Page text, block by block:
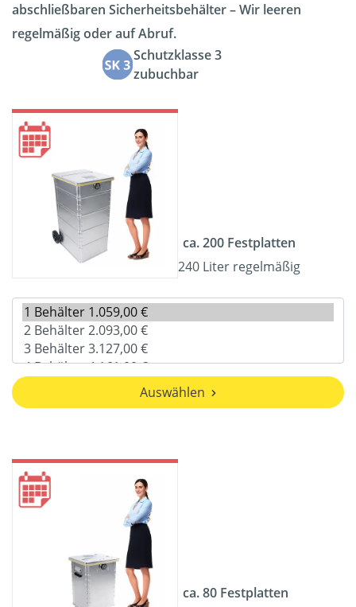
abschließbaren Sicherheitsbehälter – Wir leeren
regelmäßig oder auf Abruf.
Schutzklasse 3
zubuchbar
ca. 200 Festplatten
240 Liter regelmäßig
Auswählen
ca. 80 Festplatten